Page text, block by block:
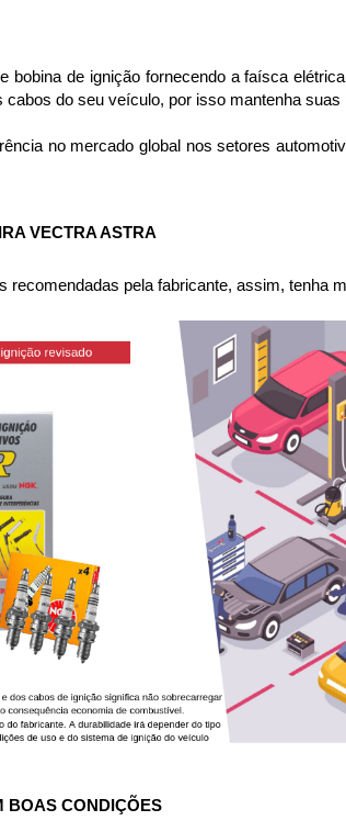
de ignição fornecendo a faísca
do seu veículo, por isso mantenha
no mercado global nos setores
VECTRA ASTRA
pela fabricante, assim, tenha
BOAS CONDIÇÕES